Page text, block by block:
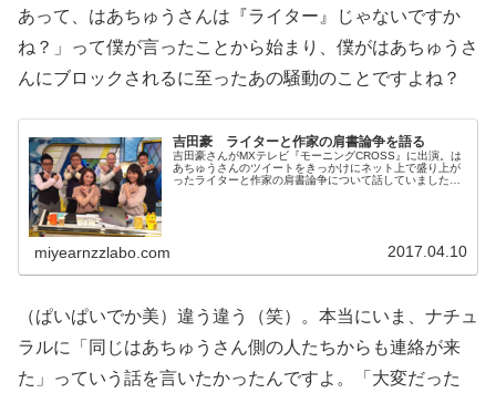
あって、はあちゅうさんは『ライター』じゃないですか
ね？」って僕が言ったことから始まり、僕がはあちゅうさ
んにブロックされるに至ったあの騒動のことですよね？
吉田豪 ライターと作家の肩書論争を語る
吉田豪さんがMXテレビ『モーニングCROSS』に出演。は
あちゅうさんのツイートをきっかけにネット上で盛り上が
ったライターと作家の肩書論争について話していました。
miyearnzzlabo.com 2017.04.10
（ぱいぱいでか美）違う違う（笑）。本当にいま、ナチュ
ラルに「同じはあちゅうさん側の人たちからも連絡が来
た」っていう話を言いたかったんですよ。「大変だった